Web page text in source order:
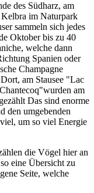
des Südharz, am
Kelbra im Naturpark
sammeln sich jedes
Oktober bis zu 40
welche dann
Spanien oder
Champagne
am Stausee "Lac
am
Das sind enorme
den umgebenden
um so viel Energie
die Vögel hier an
eine Übersicht zu
Seite, welche